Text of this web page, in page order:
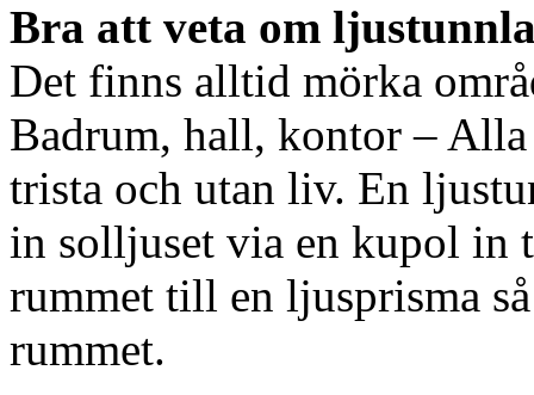
Bra att veta om
Det finns alltid mörka
Badrum, hall, kontor – Alla
trista och utan liv. En
in solljuset via en kupol in
rummet till en ljusprisma
rummet.